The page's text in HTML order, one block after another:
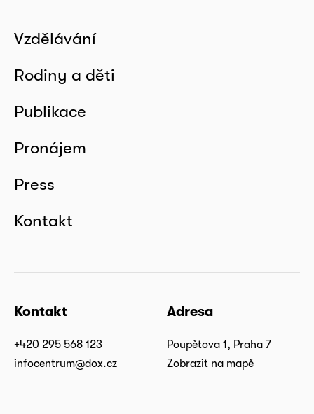
Vzdělávání
Rodiny a děti
Publikace
Pronájem
Press
Kontakt
Kontakt
+420 295 568 123
infocentrum@dox.cz
Adresa
Poupětova 1, Praha 7
Zobrazit na mapě